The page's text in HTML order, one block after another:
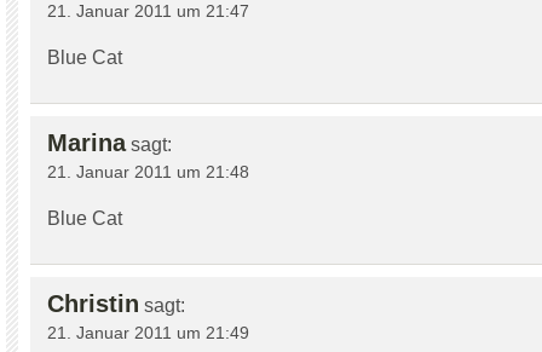
21. Januar 2011 um 21:47
Blue Cat
Marina sagt:
21. Januar 2011 um 21:48
Blue Cat
Christin sagt:
21. Januar 2011 um 21:49